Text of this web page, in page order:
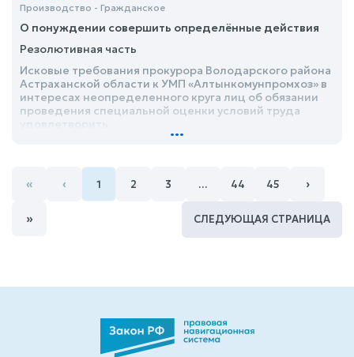
Производство - Гражданское
О понуждении совершить определённые действия
Резолютивная часть
Исковые требования прокурора Володарского района
Астраханской области к УМП «Алтынкомунпромхоз» в
интересах неопределенного круга лиц об обязании
проведения специальной оценки условий труда
...
« ‹ 1 2 3 … 44 45 ›
» СЛЕДУЮЩАЯ СТРАНИЦА